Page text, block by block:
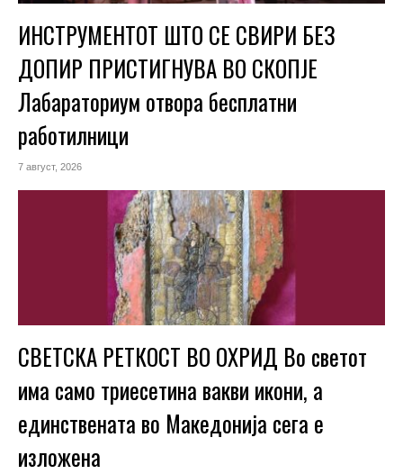
ИНСТРУМЕНТОТ ШТО СЕ СВИРИ БЕЗ
ДОПИР ПРИСТИГНУВА ВО СКОПЈЕ
Лабараториум отвора бесплатни
работилници
7 август, 2026
СВЕТСКА РЕТКОСТ ВО ОХРИД Во светот
има само триесетина вакви икони, а
единствената во Македонија сега е
изложена